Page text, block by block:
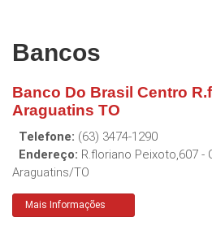
Bancos
Banco Do Brasil Centro
Araguatins TO
Telefone: (63) 3474-1290
Endereço: R.floriano Peixoto,607 -
Araguatins/TO
Mais Informações